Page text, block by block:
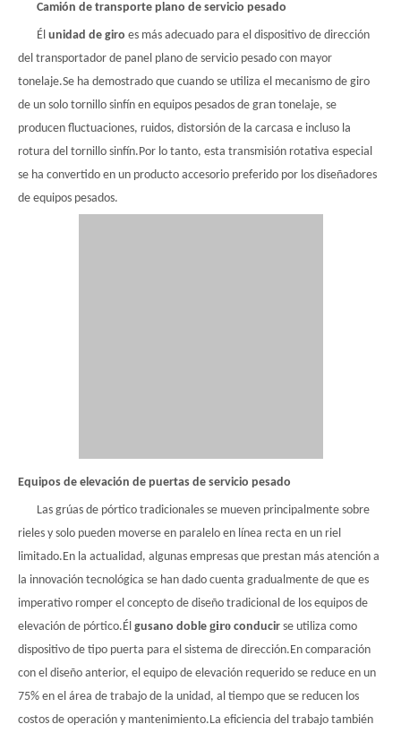
Camión de transporte plano de servicio pesado
Él unidad de giro es más adecuado para el dispositivo de dirección
del transportador de panel plano de servicio pesado con mayor
tonelaje.Se ha demostrado que cuando se utiliza el mecanismo de giro
de un solo tornillo sinfín en equipos pesados ​​de gran tonelaje, se
producen fluctuaciones, ruidos, distorsión de la carcasa e incluso la
rotura del tornillo sinfín.Por lo tanto, esta transmisión rotativa especial
se ha convertido en un producto accesorio preferido por los diseñadores
de equipos pesados.
Equipos de elevación de puertas de servicio pesado
Las grúas de pórtico tradicionales se mueven principalmente sobre
rieles y solo pueden moverse en paralelo en línea recta en un riel
limitado.En la actualidad, algunas empresas que prestan más atención a
la innovación tecnológica se han dado cuenta gradualmente de que es
imperativo romper el concepto de diseño tradicional de los equipos de
elevación de pórtico.Él gusano doble giro conducir se utiliza como
dispositivo de tipo puerta para el sistema de dirección.En comparación
con el diseño anterior, el equipo de elevación requerido se reduce en un
75% en el área de trabajo de la unidad, al tiempo que se reducen los
costos de operación y mantenimiento.La eficiencia del trabajo también